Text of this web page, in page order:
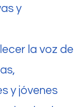
y
la voz de
y jóvenes